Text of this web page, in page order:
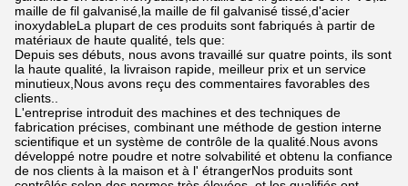
maille de fil galvanisé,la maille de fil galvanisé tissé,d'acier
inoxydableLa plupart de ces produits sont fabriqués à partir de
matériaux de haute qualité, tels que:
Depuis ses débuts, nous avons travaillé sur quatre points, ils sont
la haute qualité, la livraison rapide, meilleur prix et un service
minutieux,Nous avons reçu des commentaires favorables des
clients..
L'entreprise introduit des machines et des techniques de
fabrication précises, combinant une méthode de gestion interne
scientifique et un système de contrôle de la qualité.Nous avons
développé notre poudre et notre solvabilité et obtenu la confiance
de nos clients à la maison et à l' étrangerNos produits sont